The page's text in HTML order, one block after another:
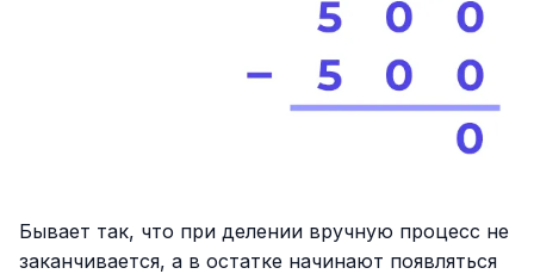
Бывает так, что при делении вручную процесс не
заканчивается, а в остатке начинают появляться